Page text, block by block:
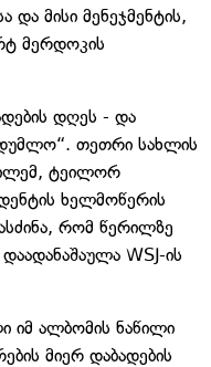
და მისი მენეჯმენტის,
მერდოკის
დღეს - და
თეთრი სახლის
ტეილორ
ხელმოწერის
რომ წერილზე
WSJ-ის
იმ ალბომის ნაწილი
მიერ დაბადების